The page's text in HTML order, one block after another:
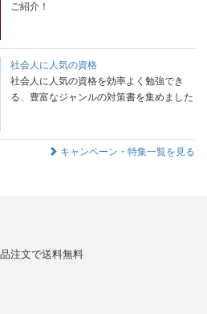
ご紹介！
社会人に人気の資格
社会人に人気の資格を効率よく勉強でき
る、豊富なジャンルの対策書を集めました
キャンペーン・特集一覧を見る
注文で送料無料